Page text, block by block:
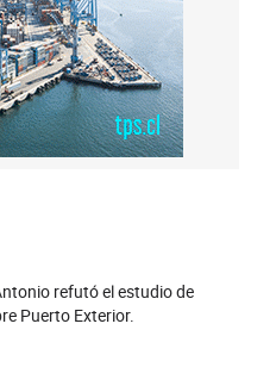
refutó el estudio de
Puerto Exterior.